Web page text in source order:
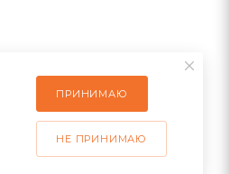
ПРИНИМАЮ
НЕ ПРИНИМАЮ